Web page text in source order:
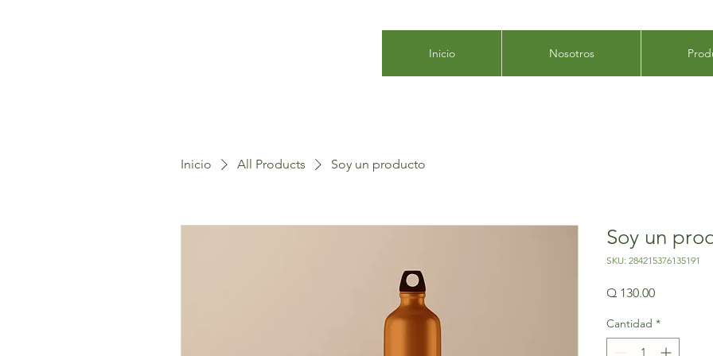
Inicio Nosotros
Inicio All Products Soy un producto
Soy un
SKU: 284215376135191
Q 130.00Precio
Cantidad *